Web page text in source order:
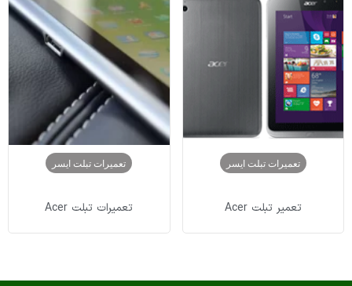
تعمیرات تبلت ایسر
تعمیر تبلت Acer
تعمیرات تبلت ایسر
تعمیرات تبلت Acer